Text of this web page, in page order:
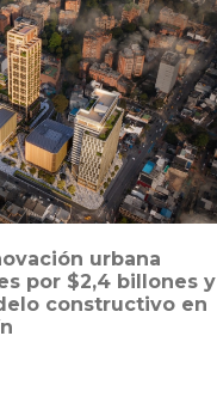
por $2,4 billones y
constructivo en